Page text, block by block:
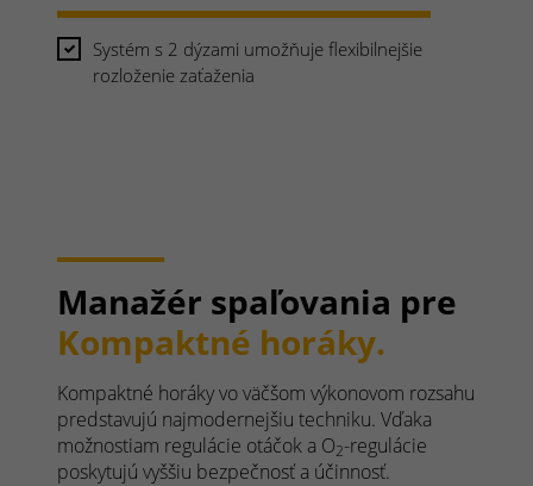
Systém s 2 dýzami umožňuje flexibilnejšie
rozloženie zaťaženia
Manažér spaľovania pre
Kompaktné horáky.
Kompaktné horáky vo väčšom výkonovom rozsahu
predstavujú najmodernejšiu techniku. Vďaka
možnostiam regulácie otáčok a O2-regulácie
poskytujú vyššiu bezpečnosť a účinnosť.